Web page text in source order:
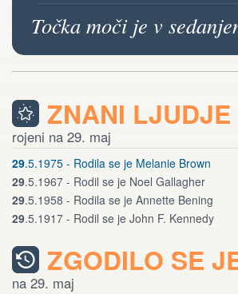
Točka moči je v
ZNANI LJUDJE
rojeni na 29. maj
29.5.1975 - Rodila se je Melanie Brown
29.5.1967 - Rodil se je Noel Gallagher
29.5.1958 - Rodila se je Annette Bening
29.5.1917 - Rodil se je John F. Kennedy
ZGODILO SE
na 29. maj